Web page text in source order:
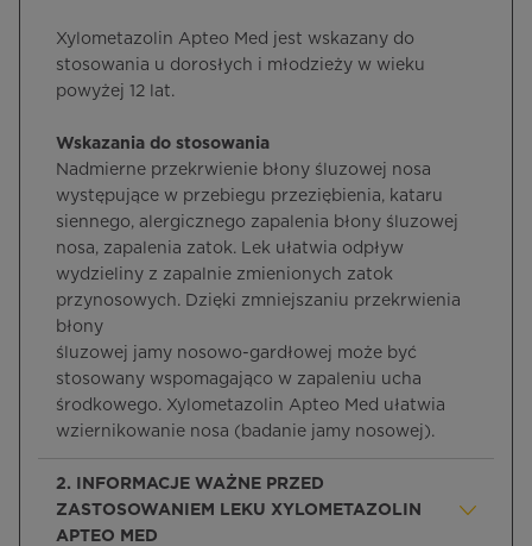
Xylometazolin Apteo Med jest wskazany do
stosowania u dorosłych i młodzieży w wieku
powyżej 12 lat.
Wskazania do stosowania
Nadmierne przekrwienie błony śluzowej nosa
występujące w przebiegu przeziębienia, kataru
siennego, alergicznego zapalenia błony śluzowej
nosa, zapalenia zatok. Lek ułatwia odpływ
wydzieliny z zapalnie zmienionych zatok
przynosowych. Dzięki zmniejszaniu przekrwienia
błony
śluzowej jamy nosowo-gardłowej może być
stosowany wspomagająco w zapaleniu ucha
środkowego. Xylometazolin Apteo Med ułatwia
wziernikowanie nosa (badanie jamy nosowej).
2. INFORMACJE WAŻNE PRZED
ZASTOSOWANIEM LEKU XYLOMETAZOLIN
APTEO MED